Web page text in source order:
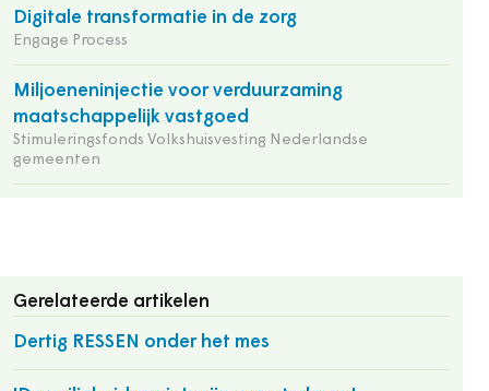
Digitale transformatie in de zorg
Engage Process
Miljoeneninjectie voor verduurzaming
maatschappelijk vastgoed
Stimuleringsfonds Volkshuisvesting Nederlandse
gemeenten
Gerelateerde artikelen
Dertig RESSEN onder het mes